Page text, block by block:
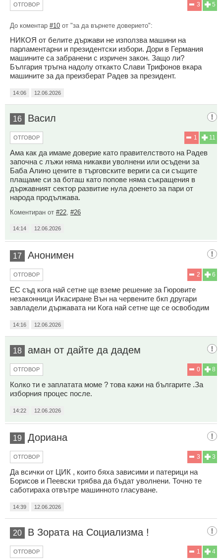
5
3
ОТГОВОР
До коментар #10 от "за да върнете доверието":
НИКОЯ от белите държави не използва машини на
парламентарни и президентски избори. Дори в Германия
машините са забранени с изричен закон. Защо ли?
България тръгна надолу откакто Слави Трифонов вкара
машините за да преизберат Радев за президент.
14:06 12.06.2026
16 Васил
11
1
ОТГОВОР
Ама как да имаме доверие като правителството на Радев
започна с лъжи няма никакви уволнени или осъдени за
Баба Алино цените в търговските вериги са си същите
плащаме си за боташ като попове няма съкращения в
държавният сектор развитие нула доенето за пари от
народа продължава.
Коментиран от #22 #26
14:14 12.06.2026
17 Анонимен
6
2
ОТГОВОР
ЕС съд кога най сетне ще вземе решение за Гюровите
незаконници Икасиране Вън на червените бкп другари
завладели държавата ни Кога най сетне ще се освободим
14:16 12.06.2026
18 аман от дайте да дадем
8
0
ОТГОВОР
Колко ти е заплатата моме ? това кажи на българите .За
изборния процес после.
14:22 12.06.2026
19 Дориана
3
3
ОТГОВОР
Да всички от ЦИК , които бяха зависими и патерици на
Борисов и Пеевски трябва да бъдат уволнени. Точно те
саботираха отвътре машинното гласуване.
14:39 12.06.2026
20 В Зората на Социализма !
4
1
ОТГОВОР